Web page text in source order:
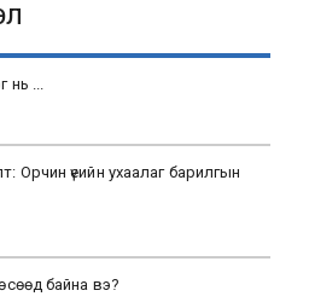
...
Орчин үеийн ухаалаг барилгын
байна вэ?